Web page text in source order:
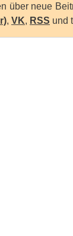
über neue
, VK, RSS und